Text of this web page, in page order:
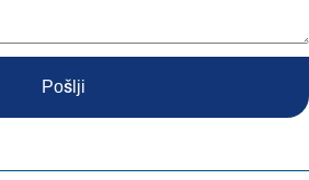
Pošlji